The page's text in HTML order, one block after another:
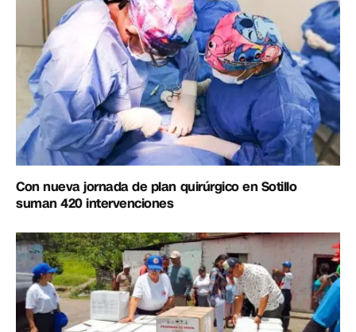
Con nueva jornada de plan quirúrgico en Sotillo
suman 420 intervenciones